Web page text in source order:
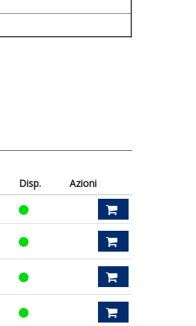
Disp.
Azioni